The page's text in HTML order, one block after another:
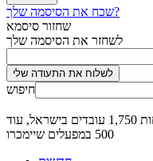
שכח את הסיסמה שלך?
שחזור סיסמא
לשחזר את הסיסמה שלך
חיפוש
ההסתדרות: טבע תפטר לפחות 1,750 עובדים בישראל, עוד
500 במפעלים שיימכרו